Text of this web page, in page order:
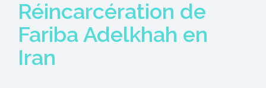
Réincarcération de
Fariba Adelkhah en
Iran